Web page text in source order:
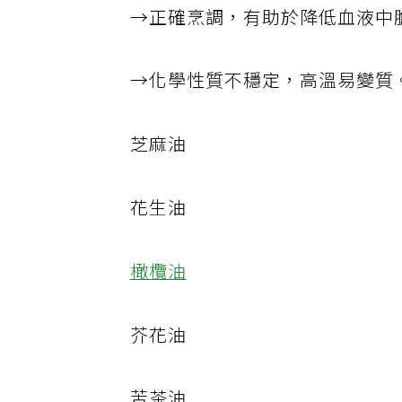
→正確烹調，有助於降低血液中
→化學性質不穩定，高溫易變質。
芝麻油
花生油
橄欖油
芥花油